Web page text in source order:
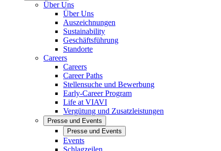
Über Uns
Über Uns
Auszeichnungen
Sustainability
Geschäftsführung
Standorte
Careers
Careers
Career Paths
Stellensuche und Bewerbung
Early-Career Program
Life at VIAVI
Vergütung und Zusatzleistungen
Presse und Events
Presse und Events
Events